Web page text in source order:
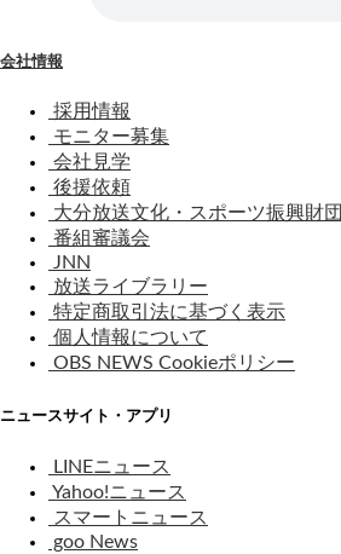
会社情報
採用情報
モニター募集
会社見学
後援依頼
大分放送文化・スポーツ振興財団
番組審議会
JNN
放送ライブラリー
特定商取引法に基づく表示
個人情報について
OBS NEWS Cookieポリシー
ニュースサイト・アプリ
LINEニュース
Yahoo!ニュース
スマートニュース
goo News